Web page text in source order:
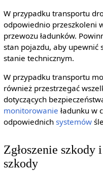
W przypadku transportu
odpowiednio przeszkoleni
przewozu ładunków.
stan pojazdu, aby upewnić
stanie technicznym.
W przypadku transportu
również przestrzegać
dotyczących
monitorowanie ładunku w
odpowiednich systemów
Zgłoszenie
szkody